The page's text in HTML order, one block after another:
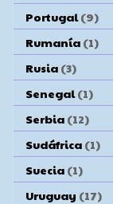
Portugal (9)
Rumanía (1)
Rusia (3)
Senegal (1)
Serbia (12)
Sudáfrica (1)
Suecia (1)
Uruguay (17)